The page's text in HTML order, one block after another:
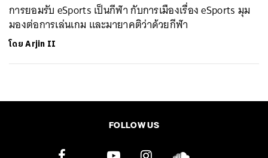
การยอมรับ eSports เป็นกีฬา กับการเมืองเรื่อง eSports มุม
มองต่อการเล่นเกม และมายาคติว่าด้วยกีฬา
โดยArjin II
FOLLOW US